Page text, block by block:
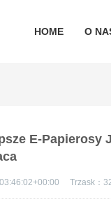
HOME O
E-Papierosy
Trzask：